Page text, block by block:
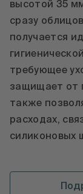
высотой 35
сразу
получается
требующее
защищает от
также
расходах,
силиконовых